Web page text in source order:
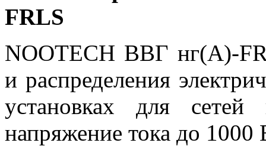
FRLS
NOOTECH ВВГ нг(А)-
и распределения
установках для сетей
напряжение тока до 1000